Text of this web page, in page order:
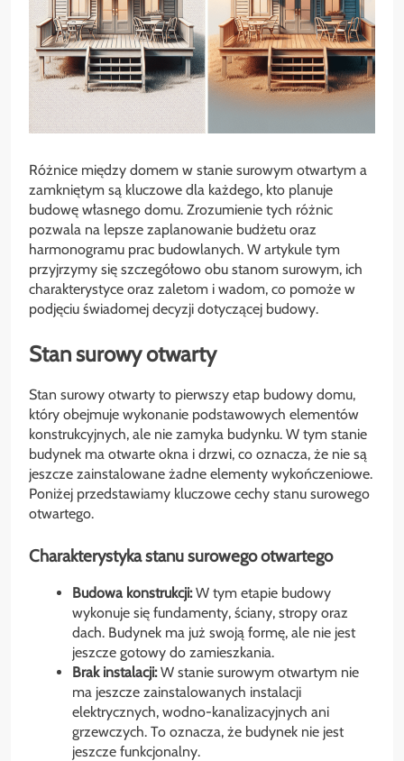
Różnice między domem w stanie surowym otwartym a
zamkniętym są kluczowe dla każdego, kto planuje
budowę własnego domu. Zrozumienie tych różnic
pozwala na lepsze zaplanowanie budżetu oraz
harmonogramu prac budowlanych. W artykule tym
przyjrzymy się szczegółowo obu stanom surowym, ich
charakterystyce oraz zaletom i wadom, co pomoże w
podjęciu świadomej decyzji dotyczącej budowy.
Stan surowy otwarty
Stan surowy otwarty to pierwszy etap budowy domu,
który obejmuje wykonanie podstawowych elementów
konstrukcyjnych, ale nie zamyka budynku. W tym stanie
budynek ma otwarte okna i drzwi, co oznacza, że nie są
jeszcze zainstalowane żadne elementy wykończeniowe.
Poniżej przedstawiamy kluczowe cechy stanu surowego
otwartego.
Charakterystyka stanu surowego otwartego
Budowa konstrukcji:W tym etapie budowy
wykonuje się fundamenty, ściany, stropy oraz
dach. Budynek ma już swoją formę, ale nie jest
jeszcze gotowy do zamieszkania.
Brak instalacji:W stanie surowym otwartym nie
ma jeszcze zainstalowanych instalacji
elektrycznych, wodno-kanalizacyjnych ani
grzewczych. To oznacza, że budynek nie jest
jeszcze funkcjonalny.